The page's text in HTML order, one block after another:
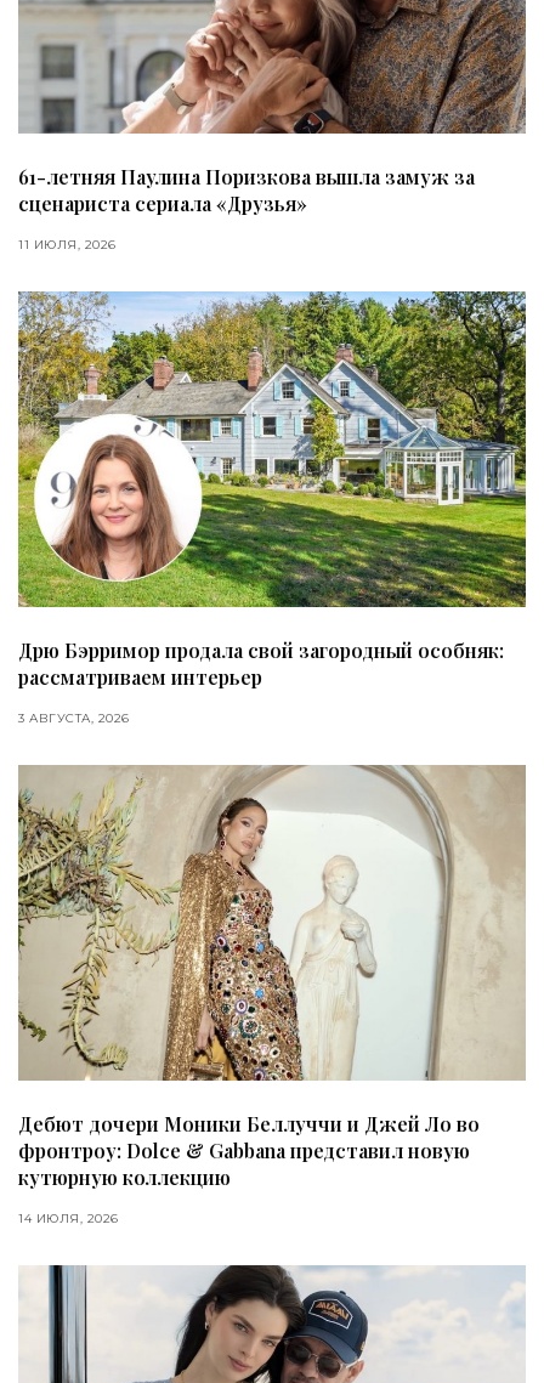
61-летняя Паулина Поризкова вышла замуж за
сценариста сериала «Друзья»
11 ИЮЛЯ, 2026
Дрю Бэрримор продала свой загородный особняк:
рассматриваем интерьер
3 АВГУСТА, 2026
Дебют дочери Моники Беллуччи и Джей Ло во
фронтроу: Dolce & Gabbana представил новую
кутюрную коллекцию
14 ИЮЛЯ, 2026